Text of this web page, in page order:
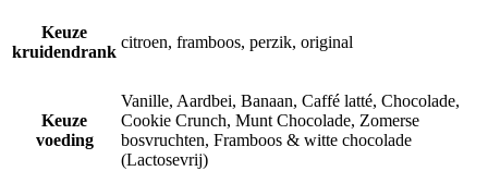
Keuze
kruidendrank
citroen, framboos, perzik, original
Keuze
voeding
Vanille, Aardbei, Banaan, Caffé latté, Chocolade,
Cookie Crunch, Munt Chocolade, Zomerse
bosvruchten, Framboos & witte chocolade
(Lactosevrij)